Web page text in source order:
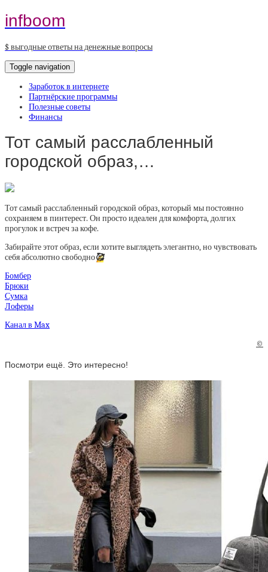
infboom
$ выгодные ответы на денежные вопросы
Toggle navigation
Заработок в интернете
Партнёрские программы
Полезные советы
Финансы
Тот самый расслабленный
городской образ,…
Тот самый расслабленный городской образ, который мы постоянно
сохраняем в пинтерест. Он просто идеален для комфорта, долгих
прогулок и встреч за кофе.
Забирайте этот образ, если хотите выглядеть элегантно, но чувствовать
себя абсолютно свободно🥰
Бомбер
Брюки
Сумка
Лоферы
Канал в Max
©
Посмотри ещё. Это интересно!